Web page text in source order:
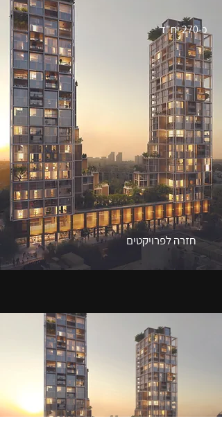
כ-270 יח"ד
חזרה לפרויקטים